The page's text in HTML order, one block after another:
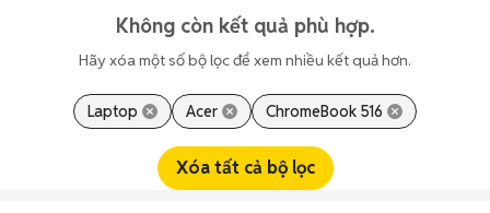
Không còn kết quả phù hợp.
Hãy xóa một số bộ lọc để xem nhiều kết quả hơn.
Laptop Acer ChromeBook 516
Xóa tất cả bộ lọc